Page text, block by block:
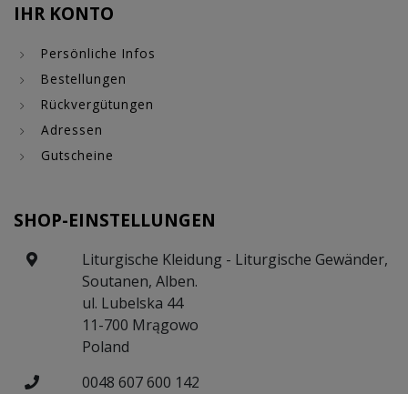
IHR KONTO
Persönliche Infos
Bestellungen
Rückvergütungen
Adressen
Gutscheine
SHOP-EINSTELLUNGEN
Liturgische Kleidung - Liturgische Gewänder,
Soutanen, Alben.
ul. Lubelska 44
11-700 Mrągowo
Poland
0048 607 600 142